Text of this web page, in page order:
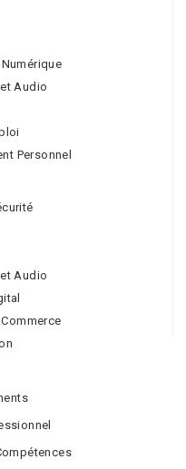
Audio
Personnel
Audio